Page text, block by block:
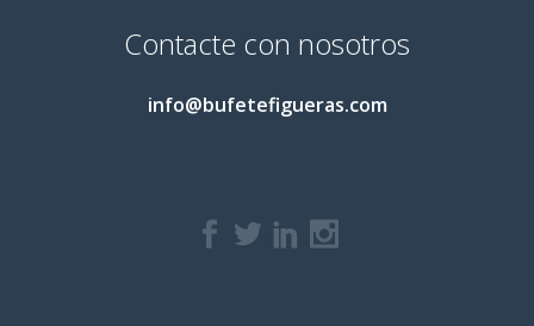
Contacte con nosotros
info@bufetefigueras.com